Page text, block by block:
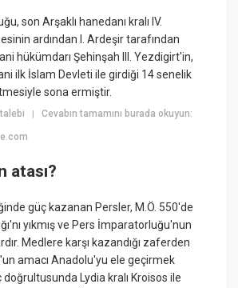
son Arşaklı hanedanı kralı IV.
ardından I. Ardeşir tarafından
hükümdarı Şehinşah III. Yezdigirt'in,
ilk İslam Devleti ile girdiği 14 senelik
sona ermiştir.
|Cevabın tamamını burada okuyun:
atası?
güç kazanan Persler, M.Ö. 550'de
yıkmış ve Pers İmparatorluğu'nun
Medlere karşı kazandığı zaferden
amacı Anadolu'yu ele geçirmek
Lydia kralı Kroisos ile